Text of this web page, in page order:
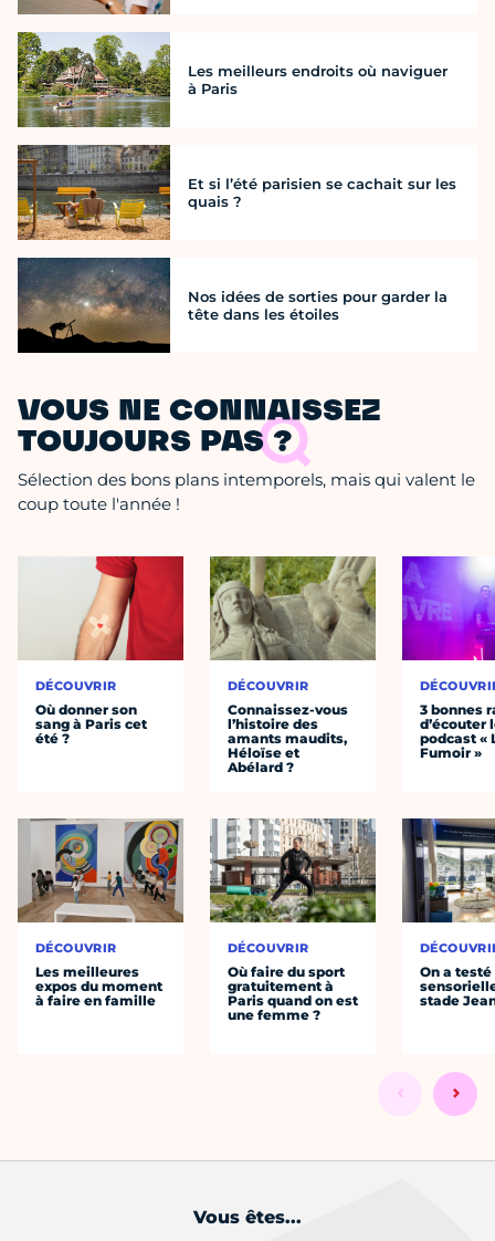
Les meilleurs endroits où naviguer
à Paris
Et si l’été parisien se cachait sur les
quais ?
Nos idées de sorties pour garder la
tête dans les étoiles
VOUS NE CONNAISSEZ
TOUJOURS PAS ?
Sélection des bons plans intemporels, mais qui valent le
coup toute l'année !
DÉCOUVRIR
Où donner son
sang à Paris cet
été ?
DÉCOUVRIR
Les meilleures
expos du moment
à faire en famille
DÉCOUVRIR
Connaissez-vous
l’histoire des
amants maudits,
Héloïse et
Abélard ?
DÉCOUVRIR
Où faire du sport
gratuitement à
Paris quand on est
une femme ?
3 bonnes
d’écouter
podcast «
Fumoir »
On a
stade
Vous êtes...